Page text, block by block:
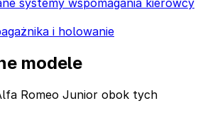
systemy wspomagania kierowcy
i holowanie
modele
Romeo Junior obok tych